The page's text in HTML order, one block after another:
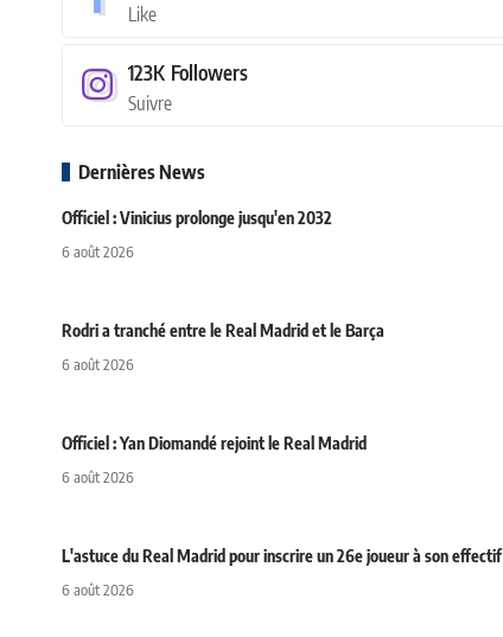
Like
123K Followers
Suivre
Dernières News
Officiel : Vinicius prolonge jusqu'en 2032
6 août 2026
Rodri a tranché entre le Real Madrid et le Barça
6 août 2026
Officiel : Yan Diomandé rejoint le Real Madrid
6 août 2026
L'astuce du Real Madrid pour inscrire un 26e joueur à son effectif
6 août 2026